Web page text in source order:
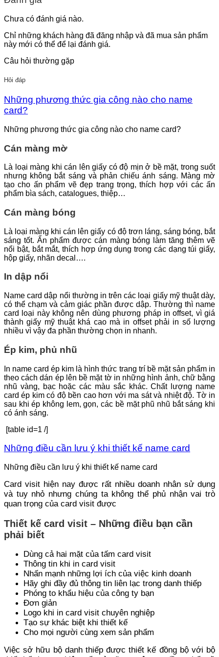
Chưa có đánh giá nào.
Chỉ những khách hàng đã đăng nhập và đã mua sản phẩm
này mới có thể để lại đánh giá.
Câu hỏi thường gặp
Hỏi đáp
Những phương thức gia công nào cho name
card?
Những phương thức gia công nào cho name card?
Cán màng mờ
Là loại màng khi cán lên giấy có độ mịn ở bề mặt, trong suốt
nhưng không bắt sáng và phản chiếu ánh sáng. Màng mờ
tạo cho ấn phẩm vẽ đẹp trang trọng, thích hợp với các ấn
phẩm bìa sách, catalogues, thiệp…
Cán màng bóng
Là loại màng khi cán lên giấy có độ trơn láng, sáng bóng, bắt
sáng tốt. Ẩn phẩm được cán màng bóng làm tăng thêm vẽ
nổi bật, bắt mắt, thích hợp ứng dụng trong các dạng túi giấy,
hộp giấy, nhãn decal….
In dập nổi
Name card dập nổi thường in trên các loại giấy mỹ thuật dày,
có thể chạm và cảm giác phần được dập. Thường thì name
card loại này không nên dùng phương pháp in offset, vì giá
thành giấy mỹ thuật khá cao mà in offset phải in số lượng
nhiều vì vậy đa phần thường chọn in nhanh.
Ép kim, phủ nhũ
In name card ép kim là hình thức trang trí bề mặt sản phẩm in
theo cách dán ép lên bề mặt tờ in những hình ảnh, chữ bằng
nhũ vàng, bạc hoặc các màu sắc khác. Chất lượng name
card ép kim có độ bền cao hơn với ma sát và nhiệt độ. Tờ in
sau khi ép không lem, gọn, các bề mặt phũ nhũ bắt sáng khi
có ánh sáng.
[table id=1 /]
Những điều cần lưu ý khi thiết kế name card
Những điều cần lưu ý khi thiết kế name card
Card visit hiện nay được rất nhiều doanh nhân sử dụng
và tuy nhỏ nhưng chúng ta không thể phủ nhận vai trò
quan trọng của card visit được
Thiết kế card visit – Những điều bạn cần
phải biết
Dùng cả hai mặt của tấm card visit
Thông tin khi in card visit
Nhấn mạnh những lợi ích của việc kinh doanh
Hãy ghi đầy đủ thông tin liên lạc trong danh thiếp
Phóng to khẩu hiệu của công ty bạn
Đơn giản
Logo khi in card visit chuyên nghiệp
Tạo sự khác biệt khi thiết kế
Cho mọi người cùng xem sản phẩm
Việc sở hữu bộ danh thiếp được thiết kế đồng bộ với bộ